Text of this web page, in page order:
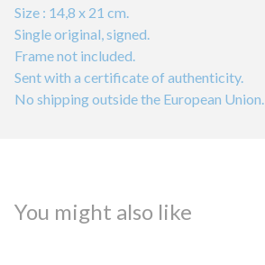
Size : 14,8 x 21 cm.
Single original, signed.
Frame not included.
Sent with a certificate of authenticity.
No shipping outside the European Union.
You might also like